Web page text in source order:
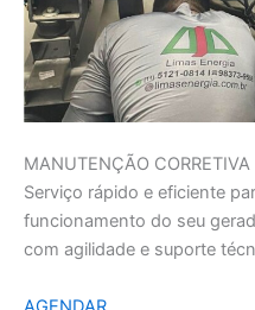
MANUTENÇÃO CORRETIVA
Serviço rápido e eficiente
funcionamento do seu
com agilidade e suporte